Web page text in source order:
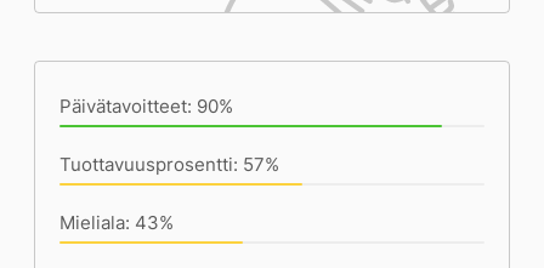
Päivätavoitteet: 90%
Tuottavuusprosentti: 57%
Mieliala: 43%